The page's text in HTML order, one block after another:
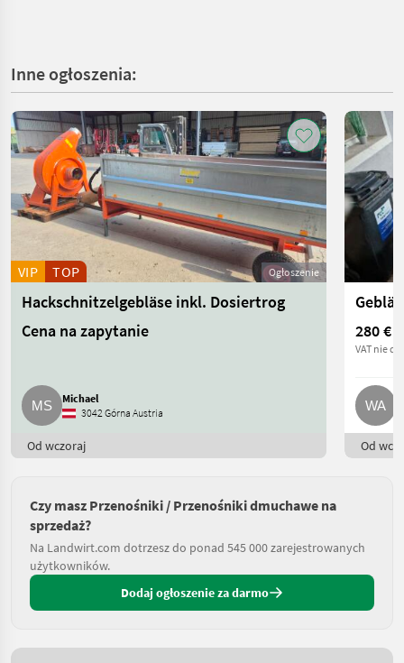
Inne ogłoszenia:
Ogłoszenie
VIP TOP
Hackschnitzelgebläse inkl. Dosiertrog
Cena na zapytanie
Michael
3042 Górna Austria
Od wczoraj
280 €
VAT nie
Od
Czy masz Przenośniki / Przenośniki dmuchawe na
sprzedaż?
Na Landwirt.com dotrzesz do ponad 545 000 zarejestrowanych
użytkowników.
Dodaj ogłoszenie za darmo